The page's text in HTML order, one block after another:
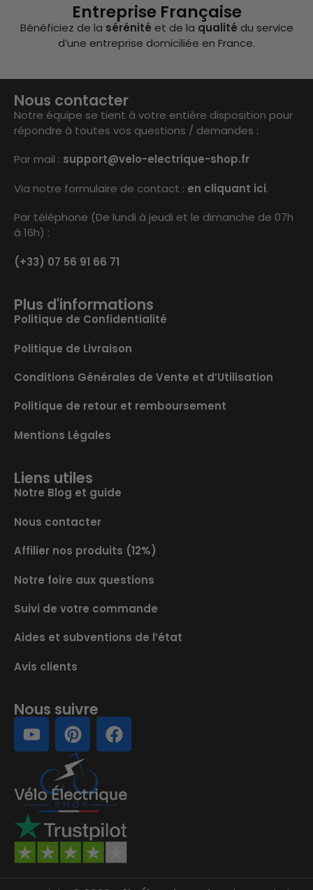
Entreprise Française
Bénéficiez de la sérénité et de la qualité du service
d’une entreprise domiciliée en France.
Nous contacter
Notre équipe se tient à votre entière disposition pour
répondre à toutes vos questions / demandes :
Par mail : support@velo-electrique-shop.fr
Via notre formulaire de contact : en cliquant ici.
Par téléphone (De lundi à jeudi et le dimanche de 07h
à 16h) :
(+33) 07 56 91 66 71
Plus d'informations
Politique de Confidentialité
Politique de Livraison
Conditions Générales de Vente et d’Utilisation
Politique de retour et remboursement
Mentions Légales
Liens utiles
Notre Blog et guide
Nous contacter
Affilier nos produits (12%)
Notre foire aux questions
Suivi de votre commande
Aides et subventions de l’état
Avis clients
Nous suivre